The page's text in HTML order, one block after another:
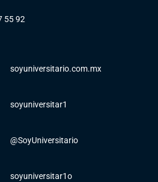
55 92
soyuniversitario.com.mx
soyuniversitar1
@SoyUniversitario
soyuniversitar1o